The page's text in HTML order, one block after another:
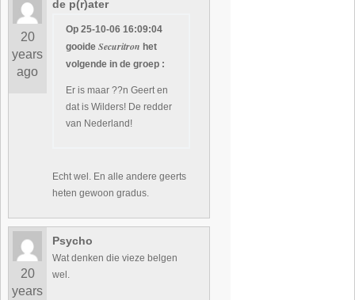
20
years
ago
de p(r)ater
Op 25-10-06 16:09:04
gooideSecuritron het
volgende in de groep :
Er is maar ??n Geert en
dat is Wilders! De redder
van Nederland!
Echt wel. En alle andere geerts
heten gewoon gradus.
20
years
Psycho
Wat denken die vieze belgen
wel.